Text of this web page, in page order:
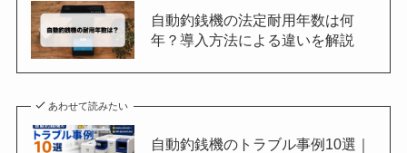
自動釣銭機の法定耐用年数は何
年？導入方法による違いを解説
あわせて読みたい
自動釣銭機のトラブル事例10選｜